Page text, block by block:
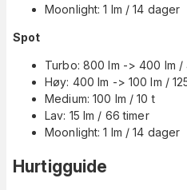
Moonlight: 1 lm / 14 dager
Spot
Turbo: 800 lm -> 400 lm /
Høy: 400 lm -> 100 lm /
Medium: 100 lm / 10 t
Lav: 15 lm / 66 timer
Moonlight: 1 lm / 14 dager
Hurtigguide